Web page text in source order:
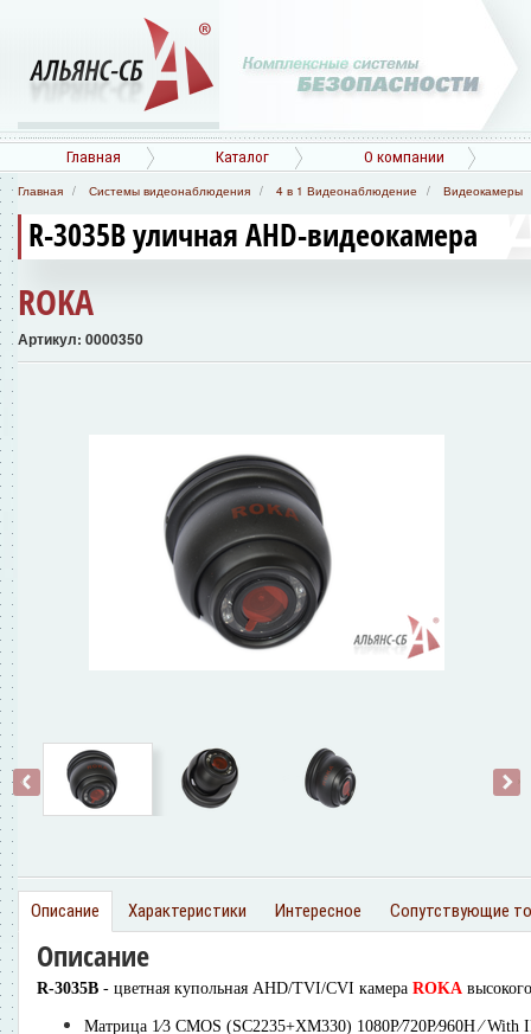
Главная Каталог О компании
Главная Системы видеонаблюдения 4 в 1 Видеонаблюдение Видеокамеры
R-3035B уличная AHD-видеокамера
ROKA
Артикул: 0000350
‹ ›
Описание Характеристики Интересное Сопутствующие
Описание
R-3035B - цветная купольная AHD/TVI/CVI камера ROKA
Матрица 1∕3 CMOS (SC2235+XM330) 1080P∕720P∕960H ∕ With